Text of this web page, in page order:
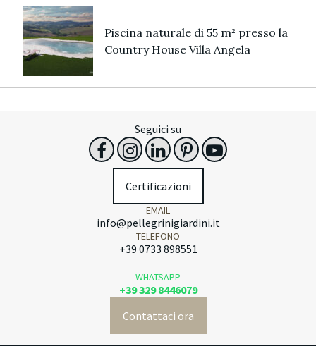
Piscina naturale di 55 m² presso la
Country House Villa Angela
Seguici su
Certificazioni
EMAIL
info@pellegrinigiardini.it
TELEFONO
+39 0733 898551
WHATSAPP
+39 329 8446079
Contattaci ora